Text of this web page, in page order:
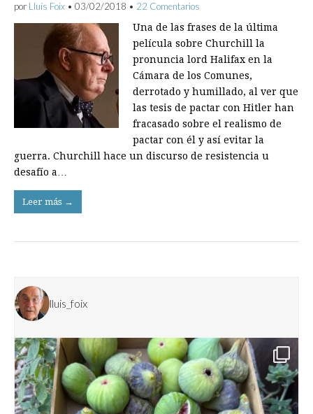
por Lluís Foix • 03/02/2018 • 22 Comentarios
Una de las frases de la última
película sobre Churchill la
pronuncia lord Halifax en la
Cámara de los Comunes,
derrotado y humillado, al ver que
las tesis de pactar con Hitler han
fracasado sobre el realismo de
pactar con él y así evitar la
guerra. Churchill hace un discurso de resistencia u
desafío a…
Leer más →
lluis_foix